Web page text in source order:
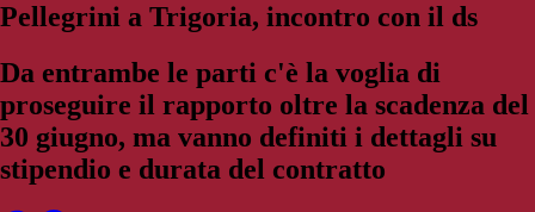
Pellegrini a Trigoria, incontro con il ds
Da entrambe le parti c'è la voglia di
proseguire il rapporto oltre la scadenza del
30 giugno, ma vanno definiti i dettagli su
stipendio e durata del contratto